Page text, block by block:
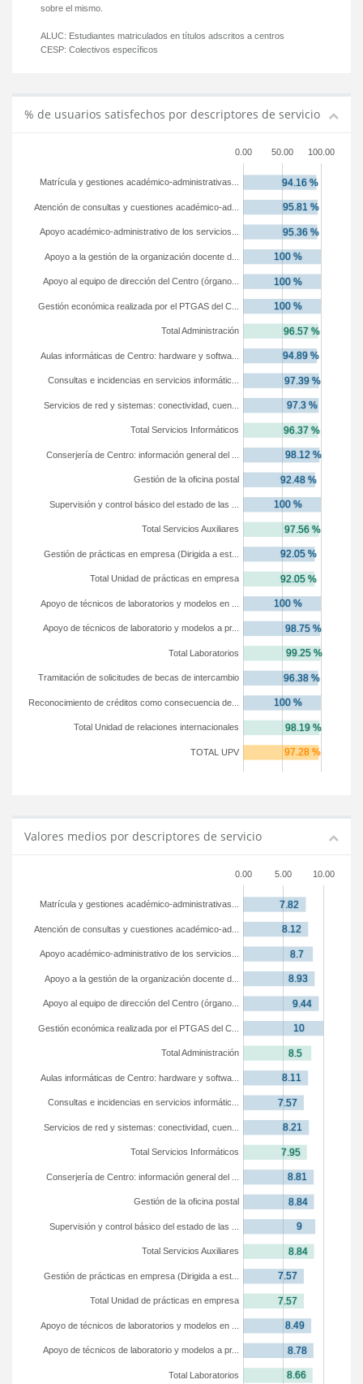
sobre el mismo.
ALUC: Estudiantes matriculados en títulos adscritos a centros
CESP: Colectivos específicos
% de usuarios satisfechos por descriptores de servicio
0.00 50.00 100.00
TOTAL UPV
Total Unidad de relaciones internacionales
Reconocimiento de créditos como consecuencia de...
Tramitación de solicitudes de becas de intercambio
Total Laboratorios
Apoyo de técnicos de laboratorio y modelos a pr...
Apoyo de técnicos de laboratorios y modelos en ...
Total Unidad de prácticas en empresa
Gestión de prácticas en empresa (Dirigida a est...
Total Servicios Auxiliares
Supervisión y control básico del estado de las ...
Gestión de la oficina postal
Conserjería de Centro: información general del ...
Total Servicios Informáticos
Servicios de red y sistemas: conectividad, cuen...
Consultas e incidencias en servicios informátic...
Aulas informáticas de Centro: hardware y softwa...
Total Administración
Gestión económica realizada por el PTGAS del C...
Apoyo al equipo de dirección del Centro (órgano...
Apoyo a la gestión de la organización docente d...
Apoyo académico-administrativo de los servicios...
Atención de consultas y cuestiones académico-ad...
Matrícula y gestiones académico-administrativas...
Valores medios por descriptores de servicio
0.00 5.00 10.00
Total Laboratorios
Apoyo de técnicos de laboratorio y modelos a pr...
Apoyo de técnicos de laboratorios y modelos en ...
Total Unidad de prácticas en empresa
Gestión de prácticas en empresa (Dirigida a est...
Total Servicios Auxiliares
Supervisión y control básico del estado de las ...
Gestión de la oficina postal
Conserjería de Centro: información general del ...
Total Servicios Informáticos
Servicios de red y sistemas: conectividad, cuen...
Consultas e incidencias en servicios informátic...
Aulas informáticas de Centro: hardware y softwa...
Total Administración
Gestión económica realizada por el PTGAS del C...
Apoyo al equipo de dirección del Centro (órgano...
Apoyo a la gestión de la organización docente d...
Apoyo académico-administrativo de los servicios...
Atención de consultas y cuestiones académico-ad...
Matrícula y gestiones académico-administrativas...